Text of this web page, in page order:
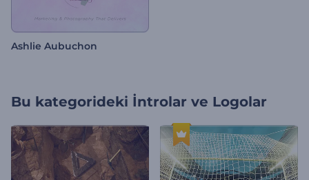
Ashlie Aubuchon
Bu kategorideki İntrolar ve Logolar